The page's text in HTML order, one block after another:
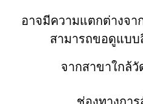
อาจมีความแตกต่างจ
สามารถขอดูแบ
จากสาขาใกล้